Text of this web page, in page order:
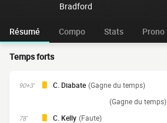
Bradford
Résumé Compo Stats Prono
Temps forts
90+3' C. Diabate (Gagne du temps)
(Gagne du temps)
78' C. Kelly (Faute)